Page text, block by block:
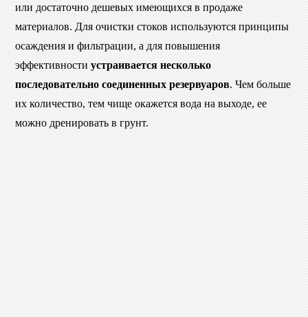
или достаточно дешевых имеющихся в продаже
материалов. Для очистки стоков используются принципы
осаждения и фильтрации, а для повышения
эффективности устраивается несколько
последовательно соединенных резервуаров. Чем больше
их количество, тем чище окажется вода на выходе, ее
можно дренировать в грунт.